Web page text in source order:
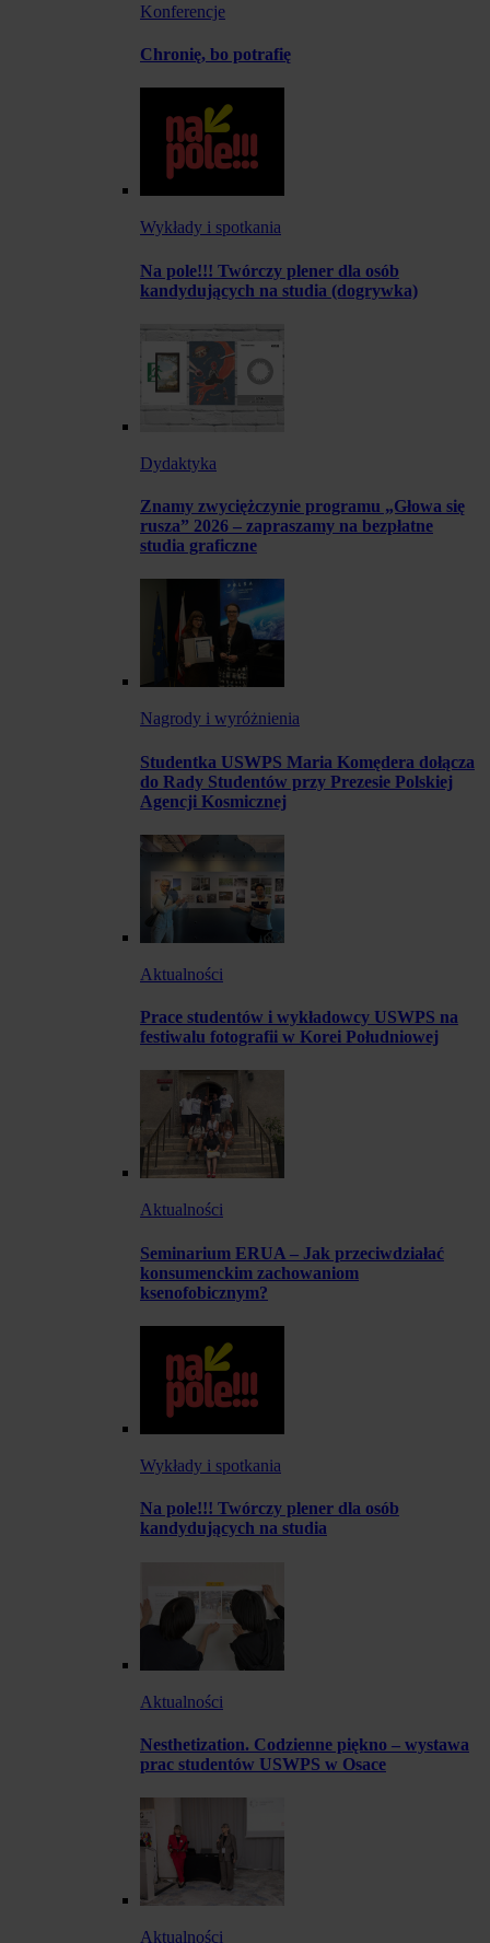
Konferencje
Chronię, bo potrafię
Wykłady i spotkania
Na pole!!! Twórczy plener dla osób
kandydujących na studia (dogrywka)
Dydaktyka
Znamy zwyciężczynie programu „Głowa się
rusza” 2026 – zapraszamy na bezpłatne
studia graficzne
Nagrody i wyróżnienia
Studentka USWPS Maria Komędera dołącza
do Rady Studentów przy Prezesie Polskiej
Agencji Kosmicznej
Aktualności
Prace studentów i wykładowcy USWPS na
festiwalu fotografii w Korei Południowej
Aktualności
Seminarium ERUA – Jak przeciwdziałać
konsumenckim zachowaniom
ksenofobicznym?
Wykłady i spotkania
Na pole!!! Twórczy plener dla osób
kandydujących na studia
Aktualności
Nesthetization. Codzienne piękno – wystawa
prac studentów USWPS w Osace
Aktualności